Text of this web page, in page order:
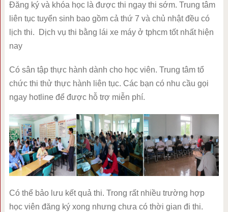
Đăng ký và khóa học là được thi ngay thi sớm. Trung tâm
liên tục tuyển sinh bao gồm cả thứ 7 và chủ nhật đều có
lịch thi. Dịch vụ thi bằng lái xe máy ở tphcm tốt nhất hiện
nay
Có sân tập thực hành dành cho học viên. Trung tâm tổ
chức thi thử thực hành liên tục. Các bạn có nhu cầu gọi
ngay hotline để được hỗ trợ miễn phí.
Có thể bảo lưu kết quả thi. Trong rất nhiều trường hợp
học viên đăng ký xong nhưng chưa có thời gian đi thi.